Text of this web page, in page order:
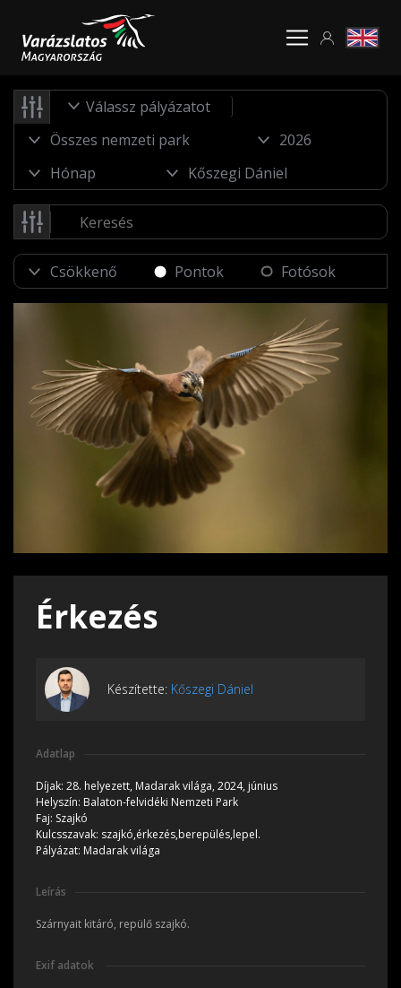
Válassz pályázatot
Pontok Fotósok
Érkezés
Készítette: Kőszegi Dániel
Adatlap
Díjak: 28. helyezett, Madarak világa, 2024, június
Helyszín: Balaton-felvidéki Nemzeti Park
Faj: Szajkó
Kulcsszavak: szajkó,érkezés,berepülés,lepel.
Pályázat: Madarak világa
Leírás
Szárnyait kitáró, repülő szajkó.
Exif adatok